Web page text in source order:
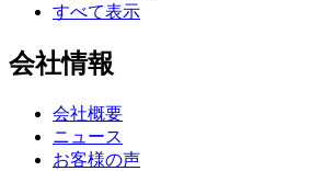
すべて表示
会社情報
会社概要
ニュース
お客様の声